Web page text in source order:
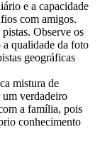
e a capacidade
com amigos.
Observe os
a qualidade da foto
geográficas
mistura de
um verdadeiro
a família, pois
conhecimento